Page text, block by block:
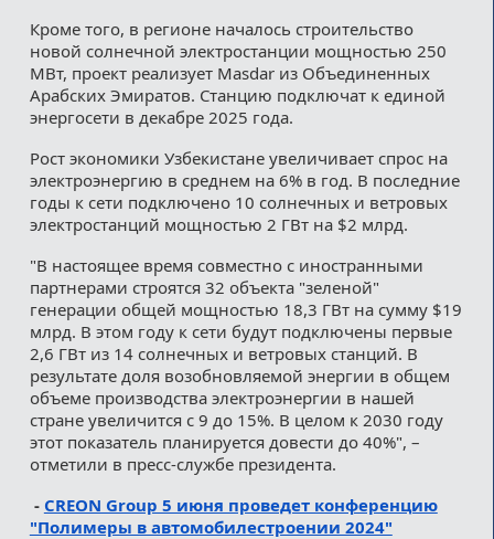
Кроме того, в регионе началось строительство
новой солнечной электростанции мощностью 250
МВт, проект реализует Masdar из Объединенных
Арабских Эмиратов. Станцию подключат к единой
энергосети в декабре 2025 года.
Рост экономики Узбекистане увеличивает спрос на
электроэнергию в среднем на 6% в год. В последние
годы к сети подключено 10 солнечных и ветровых
электростанций мощностью 2 ГВт на $2 млрд.
"В настоящее время совместно с иностранными
партнерами строятся 32 объекта "зеленой"
генерации общей мощностью 18,3 ГВт на сумму $19
млрд. В этом году к сети будут подключены первые
2,6 ГВт из 14 солнечных и ветровых станций. В
результате доля возобновляемой энергии в общем
объеме производства электроэнергии в нашей
стране увеличится с 9 до 15%. В целом к 2030 году
этот показатель планируется довести до 40%", –
отметили в пресс-службе президента.
- CREON Group 5 июня проведет конференцию
"Полимеры в автомобилестроении 2024"